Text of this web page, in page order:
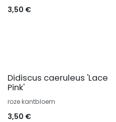
3,50 €
Didiscus caeruleus 'Lace
Pink'
roze kantbloem
3,50 €